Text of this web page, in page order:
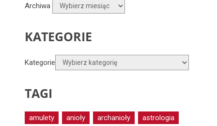
Archiwa
KATEGORIE
Kategorie
TAGI
amulety anioły archanioły
astrologia